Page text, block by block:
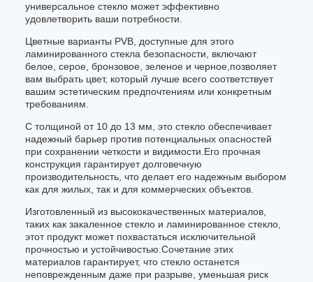
универсальное стекло может эффективно
удовлетворить ваши потребности.
Цветные варианты PVB, доступные для этого
ламинированного стекла безопасности, включают
белое, серое, бронзовое, зеленое и черное,позволяет
вам выбрать цвет, который лучше всего соответствует
вашим эстетическим предпочтениям или конкретным
требованиям.
С толщиной от 10 до 13 мм, это стекло обеспечивает
надежный барьер против потенциальных опасностей
при сохранении четкости и видимости.Его прочная
конструкция гарантирует долговечную
производительность, что делает его надежным выбором
как для жилых, так и для коммерческих объектов.
Изготовленный из высококачественных материалов,
таких как закаленное стекло и ламинированное стекло,
этот продукт может похвастаться исключительной
прочностью и устойчивостью.Сочетание этих
материалов гарантирует, что стекло останется
неповрежденным даже при разрыве, уменьшая риск